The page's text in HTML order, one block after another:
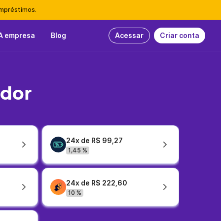
empresa Blog Acessar Criar conta
24x de R$ 99,27
1,45 %
24x de R$ 222,60
10 %